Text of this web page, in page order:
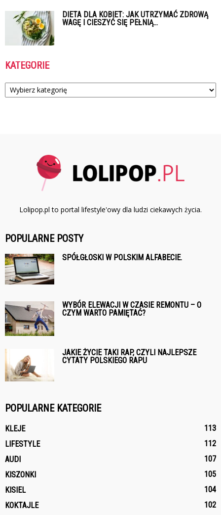
DIETA DLA KOBIET: JAK UTRZYMAĆ ZDROWĄ
WAGĘ I CIESZYĆ SIĘ PEŁNIĄ...
KATEGORIE
Kategorie
Lolipop.pl to portal lifestyle'owy dla ludzi ciekawych życia.
POPULARNE POSTY
SPÓŁGŁOSKI W POLSKIM ALFABECIE.
WYBÓR ELEWACJI W CZASIE REMONTU – O
CZYM WARTO PAMIĘTAĆ?
JAKIE ŻYCIE TAKI RAP, CZYLI NAJLEPSZE
CYTATY POLSKIEGO RAPU
POPULARNE KATEGORIE
KLEJE
113
LIFESTYLE
112
AUDI
107
KISZONKI
105
KISIEL
104
KOKTAJLE
102